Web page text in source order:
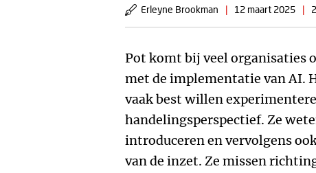
Erleyne Brookman | 12 maart 2025 |
Pot komt bij veel organisaties
met de implementatie van AI.
vaak best willen
handelingsperspectief. Ze
introduceren en vervolgens
van de inzet. Ze missen